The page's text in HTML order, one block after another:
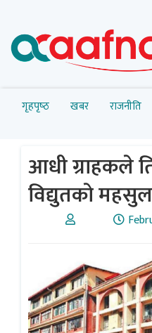
गृहपृष्‍ठ खबर राजनीति
आधी ग्राहकले
विद्युतकाे महसुल